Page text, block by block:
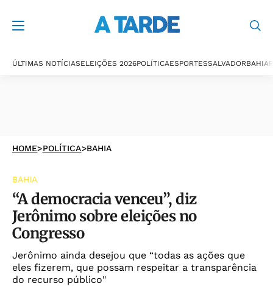
ÚLTIMAS NOTÍCIASELEIÇÕES 2026POLÍTICAESPORTESSALVADORBAHIA
HOME>POLÍTICA>BAHIA
BAHIA
“A democracia venceu”, diz
Jerônimo sobre eleições no
Congresso
Jerônimo ainda desejou que “todas as ações que
eles fizerem, que possam respeitar a transparência
do recurso público"